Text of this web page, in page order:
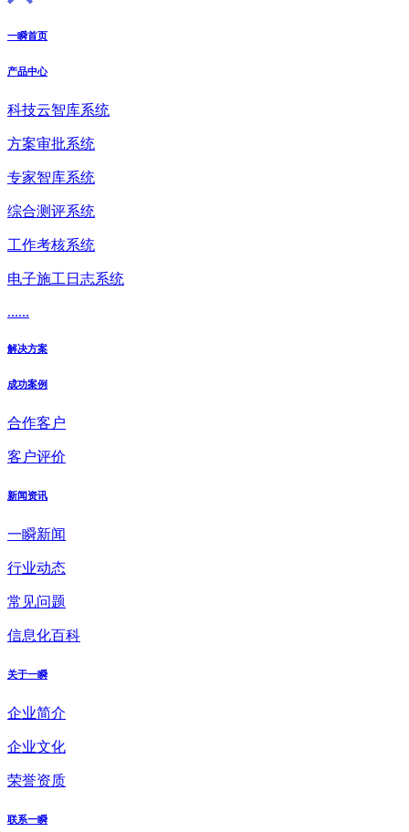
一瞬首页
产品中心
科技云智库系统
方案审批系统
专家智库系统
综合测评系统
工作考核系统
电子施工日志系统
......
解决方案
成功案例
合作客户
客户评价
新闻资讯
一瞬新闻
行业动态
常见问题
信息化百科
关于一瞬
企业简介
企业文化
荣誉资质
联系一瞬